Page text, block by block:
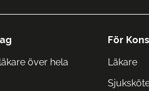
över hela
För
Läkare